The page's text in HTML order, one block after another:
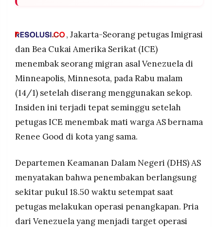
POLICY
IKLAN TULISAN
PENGADUAN TERM
SERVICE
IKUTI
PT.
MEDIA
saat operasi penangkapan di Minneapolis Rabu
menembak mati Renee Good (37), warga AS,
memicu protes besar dan pengerahan hampir
3.000 agen federal
Gubernur Minnesota Tim Walz meminta warga
merekam aktivitas ICE untuk bukti penuntutan,
sementara pejabat federal menuding pemerintah
lokal memicu kekerasan
, Jakarta-Seorang petugas Imigrasi
dan Bea Cukai Amerika Serikat (ICE)
menembak seorang migran asal Venezuela di
Minneapolis, Minnesota, pada Rabu malam
(14/1) setelah diserang menggunakan sekop.
Insiden ini terjadi tepat seminggu setelah
petugas ICE menembak mati warga AS bernama
Renee Good di kota yang sama.
Departemen Keamanan Dalam Negeri (DHS) AS
menyatakan bahwa penembakan berlangsung
sekitar pukul 18.50 waktu setempat saat
petugas melakukan operasi penangkapan. Pria
dari Venezuela yang menjadi target operasi